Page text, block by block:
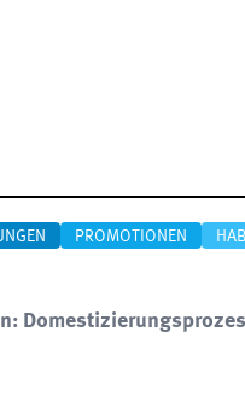
PROMOTIONEN